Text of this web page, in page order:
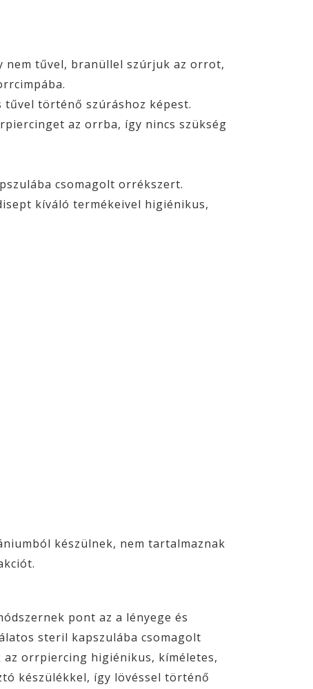
nem tűvel, branüllel szúrjuk az orrot,
történő szúráshoz képest.
az orrba, így nincs szükség
csomagolt orrékszert.
kíváló termékeivel higiénikus,
készülnek, nem tartalmaznak
pont az a lényege és
steril kapszulába csomagolt
orrpiercing higiénikus, kíméletes,
készülékkel, így lövéssel történő